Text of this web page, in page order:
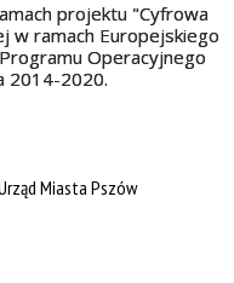
projektu "Cyfrowa
w ramach Europejskiego
Operacyjnego
2014-2020.
Miasta Pszów